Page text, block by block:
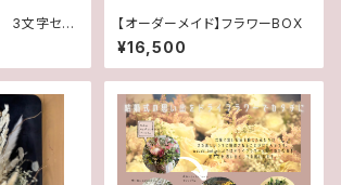
3文字セッ
【オーダーメイド】フラワーBOX
¥16,500